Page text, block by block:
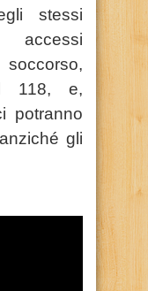
stessi
118, e,
potranno
gli